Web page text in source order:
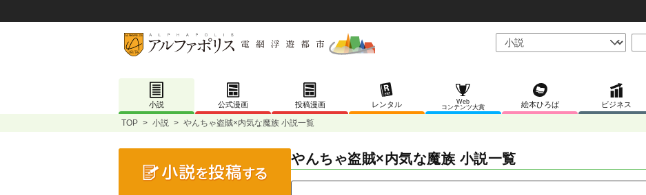
小説 公式漫画 投稿漫画 レンタル
Web
コンテンツ大賞
絵本ひろば ビジネス
TOP > 小説 > やんちゃ盗賊×内気な魔族 小説一覧
やんちゃ盗賊×内気な魔族 小説一覧